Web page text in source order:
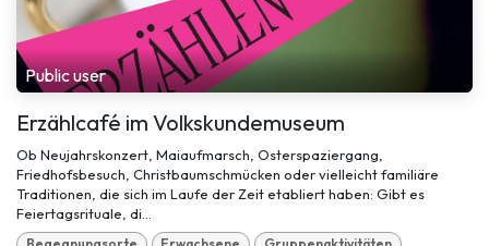
Public user
Erzählcafé im Volkskundemuseum
Ob Neujahrskonzert, Maiaufmarsch, Osterspaziergang,
Friedhofsbesuch, Christbaumschmücken oder vielleicht familiäre
Traditionen, die sich im Laufe der Zeit etabliert haben: Gibt es
Feiertagsrituale, di...